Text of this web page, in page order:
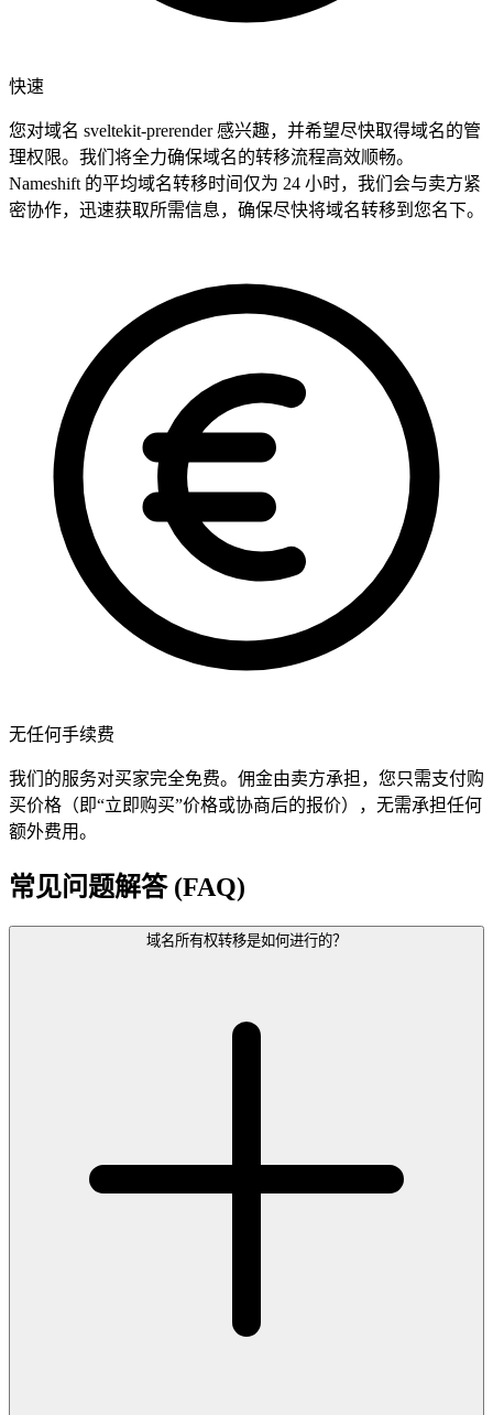
快速
您对域名 sveltekit-prerender 感兴趣，并希望尽快取得域名的管
理权限。我们将全力确保域名的转移流程高效顺畅。
Nameshift 的平均域名转移时间仅为 24 小时，我们会与卖方紧
密协作，迅速获取所需信息，确保尽快将域名转移到您名下。
无任何手续费
我们的服务对买家完全免费。佣金由卖方承担，您只需支付购
买价格（即“立即购买”价格或协商后的报价），无需承担任何
额外费用。
常见问题解答 (FAQ)
域名所有权转移是如何进行的？